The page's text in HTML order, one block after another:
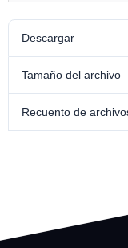
Descargar
Tamaño del archivo
Recuento de